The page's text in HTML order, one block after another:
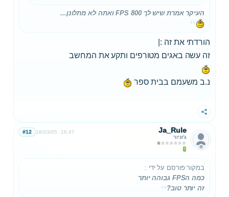
העיקר אמרת שיש לך 800 FPS ואתה לא מתלונן...
הורדתי את זה :|
זה עשה באגים מטורפים ותקע את המחשב
נ.ב משעמם בבית ספר
שתף
Ja_Rule
ג'וניור
18/03/05 16:47
#12
במקור פורסם על ידי :
כמה הFPS גבוהה יותר
זה יותר טוב?